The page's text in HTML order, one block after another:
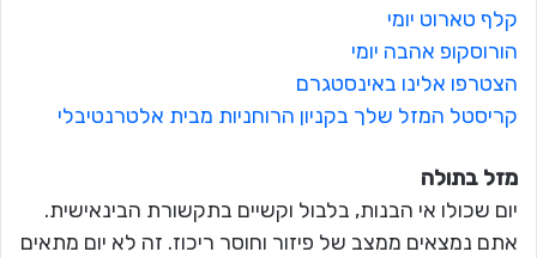
קלף טארוט יומי
הורוסקופ אהבה יומי
הצטרפו אלינו באינסטגרם
קריסטל המזל שלך בקניון הרוחניות מבית אלטרנטיבלי
מזל בתולה
יום שכולו אי הבנות, בלבול וקשיים בתקשורת הבינאישית.
אתם נמצאים ממצב של פיזור וחוסר ריכוז. זה לא יום מתאים